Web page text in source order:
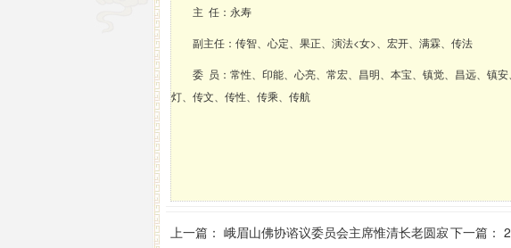
主 任：永寿
副主任：传智、心定、果正、演法<女>、宏开、满霖、传法
委 员：常性、印能、心亮、常宏、昌明、本宝、镇觉、昌远、镇安
灯、传文、传性、传乘、传航
上一篇： 峨眉山佛协谘议委员会主席惟清长老圆寂下一篇：